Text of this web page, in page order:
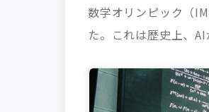
数学オリンピック（
た。これは歴史上、